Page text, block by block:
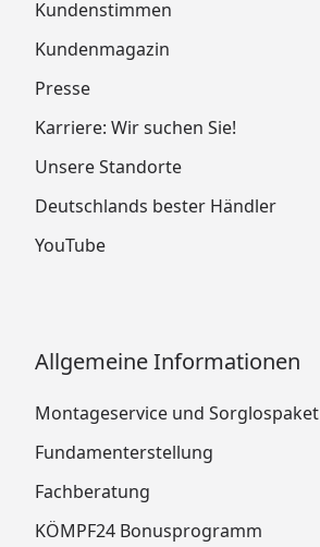
Kundenstimmen
Kundenmagazin
Presse
Karriere: Wir suchen Sie!
Unsere Standorte
Deutschlands bester Händler
YouTube
Allgemeine Informationen
Montageservice und Sorglospaket
Fundamenterstellung
Fachberatung
KÖMPF24 Bonusprogramm